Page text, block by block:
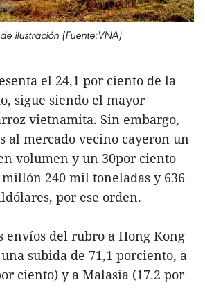
ilustración (Fuente:VNA)
el 24,1 por ciento de la
sigue siendo el mayor
vietnamita. Sin embargo,
al mercado vecino cayeron un
volumen y un 30por ciento
240 mil toneladas y 636
por ese orden.
envíos del rubro a Hong Kong
subida de 71,1 porciento, a
ciento) y a Malasia (17.2 por